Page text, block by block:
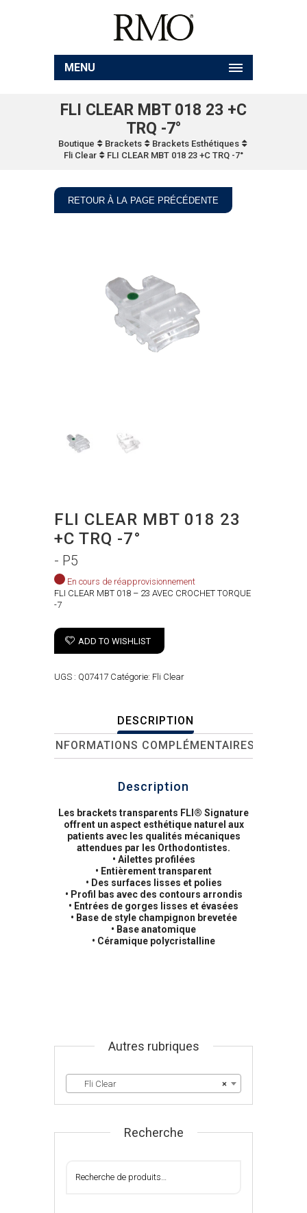
MENU
FLI CLEAR MBT 018 23 +C
TRQ -7°
Boutique Brackets
Brackets Esthétiques
Fli Clear
FLI CLEAR MBT 018 23 +C TRQ -7°
RETOUR À LA PAGE PRÉCÉDENTE
FLI CLEAR MBT 018 23
+C TRQ -7°
- P5
En cours de réapprovisionnement
FLI CLEAR MBT 018 – 23 AVEC CROCHET TORQUE
-7
ADD TO WISHLIST
UGS : Q07417 Catégorie: Fli Clear
DESCRIPTION
INFORMATIONS COMPLÉMENTAIRES
Description
Les brackets transparents FLI® Signature
offrent un aspect esthétique naturel aux
patients avec les qualités mécaniques
attendues par les Orthodontistes.
• Ailettes profilées
• Entièrement transparent
• Des surfaces lisses et polies
• Profil bas avec des contours arrondis
• Entrées de gorges lisses et évasées
• Base de style champignon brevetée
• Base anatomique
• Céramique polycristalline
Autres rubriques
×
Fli Clear
Recherche